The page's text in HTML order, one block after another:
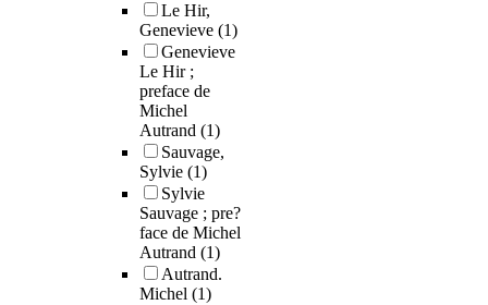
Le Hir,
Genevieve (1)
Genevieve
Le Hir ;
preface de
Michel
Autrand (1)
Sauvage,
Sylvie (1)
Sylvie
Sauvage ; pre?
face de Michel
Autrand (1)
Autrand.
Michel (1)